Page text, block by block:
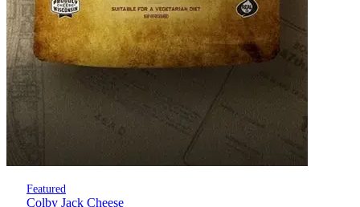
Featured
Colby Jack Cheese